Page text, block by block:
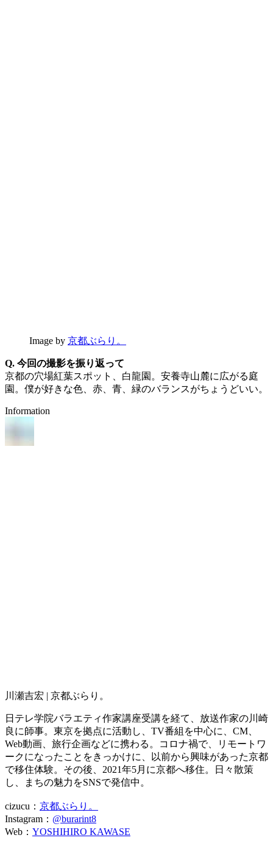
Image by 京都ぶらり。
Q. 今回の撮影を振り返って
京都の穴場紅葉スポット、白龍園。安養寺山麓に広がる庭
園。僕が好きな色、赤、青、緑のバランスがちょうどいい。
Information
川瀬吉宏 | 京都ぶらり。
日テレ学院バラエティ作家講座受講を経て、放送作家の川崎
良に師事。東京を拠点に活動し、TV番組を中心に、CM、
Web動画、旅行企画などに携わる。コロナ禍で、リモートワ
ークになったことをきっかけに、以前から興味があった京都
で移住体験。その後、2021年5月に京都へ移住。日々散策
し、まちの魅力をSNSで発信中。
cizucu： 京都ぶらり。
Instagram： @burarint8
Web： YOSHIHIRO KAWASE